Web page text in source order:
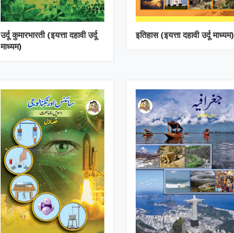
उर्दू कुमारभारती (इयत्ता दहावी उर्दू
माध्यम)
इतिहास (इयत्ता दहावी उर्दू माध्यम)